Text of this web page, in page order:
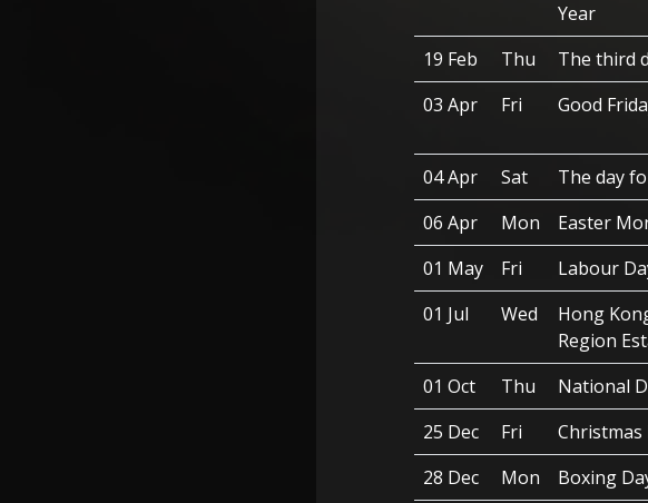
Year
19 Feb
Thu
The third
03 Apr
Fri Good
04 Apr
Sat
The day
06 Apr
Mon
Easter
01 May
Fri
Labour
01 Jul
Wed
Hong
Region
01 Oct
Thu
National
25 Dec
Fri
Christmas
28 Dec
Mon Boxing